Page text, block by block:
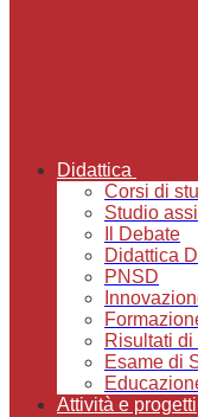
Didattica
Corsi di
Studio
Il Debate
Didattica
PNSD
Risultati di
Esame di
Attività e progetti